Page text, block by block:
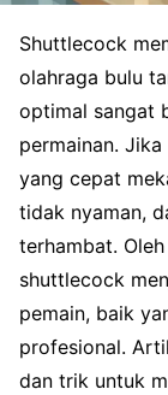
Shuttlecock
olahraga bulu
optimal sangat
permainan.
yang cepat
tidak nyaman,
terhambat.
shuttlecock
pemain, baik
profesional.
dan trik untuk